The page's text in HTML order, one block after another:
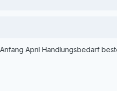
April Handlungsbedarf